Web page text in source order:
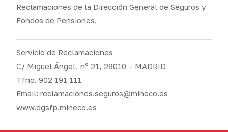
Reclamaciones de la Dirección General de Seguros y
Fondos de Pensiones.
Servicio de Reclamaciones
C/ Miguel Ángel, nº 21, 28010 – MADRID
Tfno. 902 191 111
Email: reclamaciones.seguros@mineco.es
www.dgsfp.mineco.es